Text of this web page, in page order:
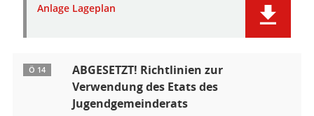
Anlage Lageplan
Ö 14
ABGESETZT! Richtlinien zur
Verwendung des Etats des
Jugendgemeinderats